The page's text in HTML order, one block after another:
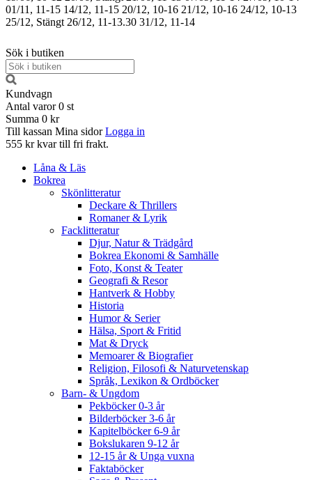
01/11, 11-15 14/12, 11-15 20/12, 10-16 21/12, 10-16 24/12, 10-13
25/12, Stängt 26/12, 11-13.30 31/12, 11-14
Sök i butiken
Kundvagn
Antal varor 0 st
Summa 0 kr
Till kassan Mina sidor Logga in
555 kr kvar till fri frakt.
Låna & Läs
Bokrea
Skönlitteratur
Deckare & Thrillers
Romaner & Lyrik
Facklitteratur
Djur, Natur & Trädgård
Bokrea Ekonomi & Samhälle
Foto, Konst & Teater
Geografi & Resor
Hantverk & Hobby
Historia
Humor & Serier
Hälsa, Sport & Fritid
Mat & Dryck
Memoarer & Biografier
Religion, Filosofi & Naturvetenskap
Språk, Lexikon & Ordböcker
Barn- & Ungdom
Pekböcker 0-3 år
Bilderböcker 3-6 år
Kapitelböcker 6-9 år
Bokslukaren 9-12 år
12-15 år & Unga vuxna
Faktaböcker